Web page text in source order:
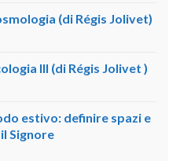
(di Régis Jolivet)
III (di Régis Jolivet )
estivo: definire spazi e
Signore